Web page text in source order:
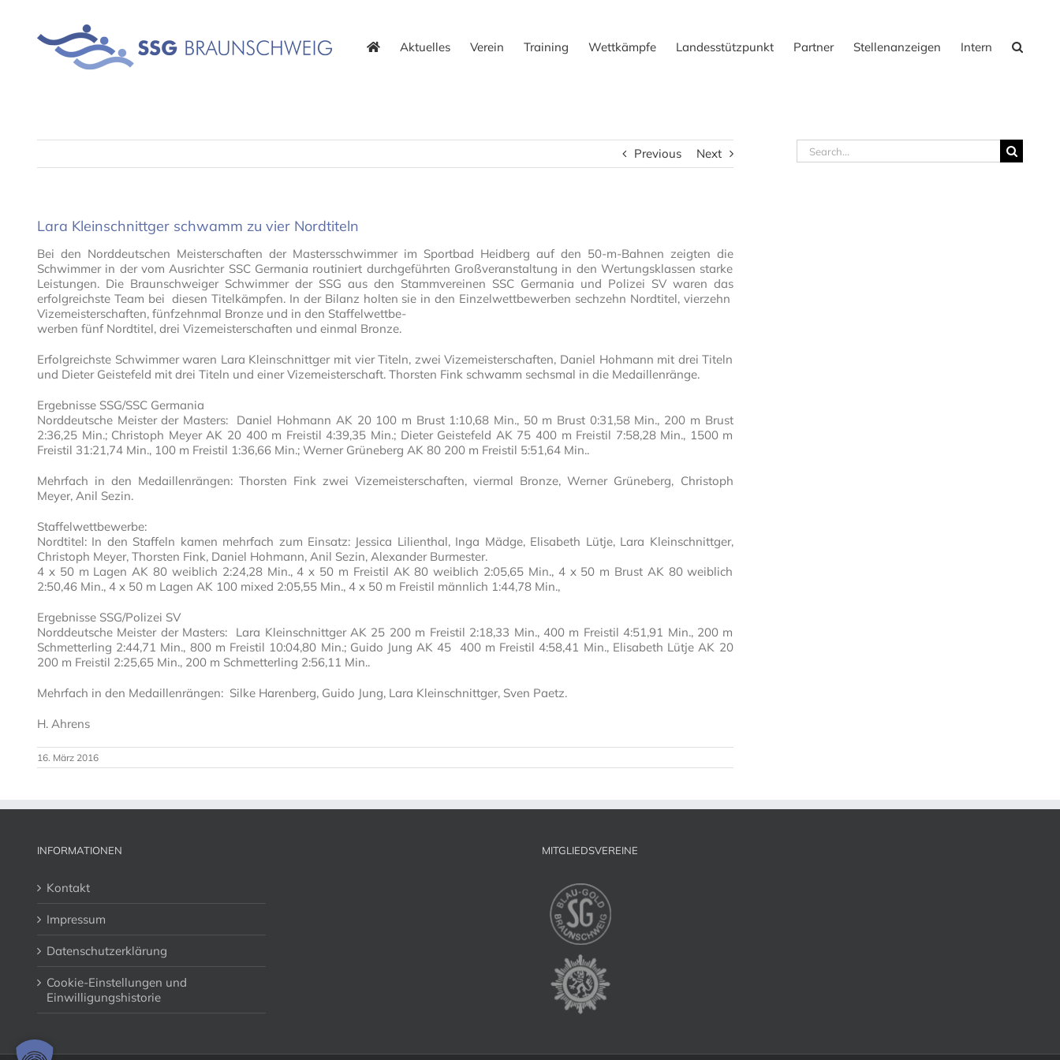
content
Aktuelles Verein Training Wettkämpfe Landesstützpunkt Partner Stellenanzeigen Intern
Previous Next
Lara Kleinschnittger schwamm zu vier Nordtiteln
Bei den Norddeutschen Meisterschaften der Mastersschwimmer im Sportbad Heidberg auf den 50-m-Bahnen zeigten die
Schwimmer in der vom Ausrichter SSC Germania routiniert durchgeführten Großveranstaltung in den Wertungsklassen starke
Leistungen. Die Braunschweiger Schwimmer der SSG aus den Stammvereinen SSC Germania und Polizei SV waren das
erfolgreichste Team bei diesen Titelkämpfen. In der Bilanz holten sie in den Einzelwettbewerben sechzehn Nordtitel, vierzehn
Vizemeisterschaften, fünfzehnmal Bronze und in den Staffelwettbe-
werben fünf Nordtitel, drei Vizemeisterschaften und einmal Bronze.
Erfolgreichste Schwimmer waren Lara Kleinschnittger mit vier Titeln, zwei Vizemeisterschaften, Daniel Hohmann mit drei Titeln
und Dieter Geistefeld mit drei Titeln und einer Vizemeisterschaft. Thorsten Fink schwamm sechsmal in die Medaillenränge.
Ergebnisse SSG/SSC Germania
Norddeutsche Meister der Masters: Daniel Hohmann AK 20 100 m Brust 1:10,68 Min., 50 m Brust 0:31,58 Min., 200 m Brust
2:36,25 Min.; Christoph Meyer AK 20 400 m Freistil 4:39,35 Min.; Dieter Geistefeld AK 75 400 m Freistil 7:58,28 Min., 1500 m
Freistil 31:21,74 Min., 100 m Freistil 1:36,66 Min.; Werner Grüneberg AK 80 200 m Freistil 5:51,64 Min..
Mehrfach in den Medaillenrängen: Thorsten Fink zwei Vizemeisterschaften, viermal Bronze, Werner Grüneberg, Christoph
Meyer, Anil Sezin.
Staffelwettbewerbe:
Nordtitel: In den Staffeln kamen mehrfach zum Einsatz: Jessica Lilienthal, Inga Mädge, Elisabeth Lütje, Lara Kleinschnittger,
Christoph Meyer, Thorsten Fink, Daniel Hohmann, Anil Sezin, Alexander Burmester.
4 x 50 m Lagen AK 80 weiblich 2:24,28 Min., 4 x 50 m Freistil AK 80 weiblich 2:05,65 Min., 4 x 50 m Brust AK 80 weiblich
2:50,46 Min., 4 x 50 m Lagen AK 100 mixed 2:05,55 Min., 4 x 50 m Freistil männlich 1:44,78 Min.,
Ergebnisse SSG/Polizei SV
Norddeutsche Meister der Masters: Lara Kleinschnittger AK 25 200 m Freistil 2:18,33 Min., 400 m Freistil 4:51,91 Min., 200 m
Schmetterling 2:44,71 Min., 800 m Freistil 10:04,80 Min.; Guido Jung AK 45 400 m Freistil 4:58,41 Min., Elisabeth Lütje AK 20
200 m Freistil 2:25,65 Min., 200 m Schmetterling 2:56,11 Min..
Mehrfach in den Medaillenrängen: Silke Harenberg, Guido Jung, Lara Kleinschnittger, Sven Paetz.
H. Ahrens
16. März 2016
Search
for:
INFORMATIONEN
Kontakt
Impressum
Datenschutzerklärung
Cookie-Einstellungen und
Einwilligungshistorie
MITGLIEDSVEREINE